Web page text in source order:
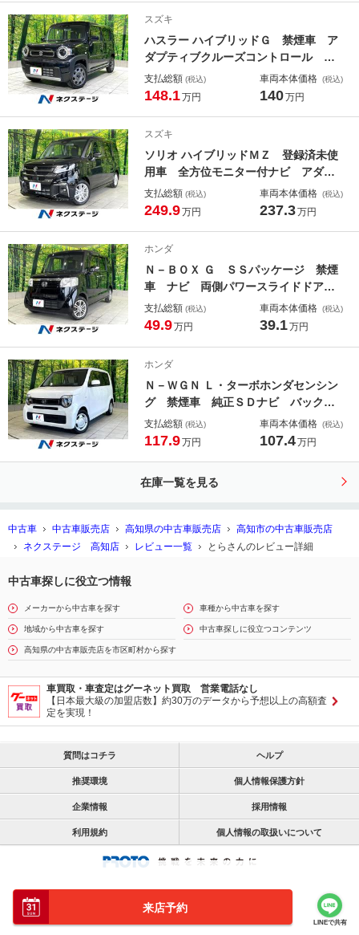
来店予約
LINEで共有
生 ＥＴＣ ＬＥＤヘッド
スズキ
ハスラー ハイブリッドＧ 禁煙車 ア
ダプティブクルーズコントロール コ
ーナーセンサー シートヒーター Ｌ
ＥＤヘッド 車線逸脱警報 オートラ
支払総額 (税込)
148.1万円
車両本体価格 (税込)
140万円
スズキ
ソリオ ハイブリッドＭＺ 登録済未使
用車 全方位モニター付ナビ アダプ
ティブクルーズ 両側電動スライドド
ア カラーヘッドアップディスプレ
ド
支払総額 (税込)
249.9万円
車両本体価格 (税込)
237.3万円
ホンダ
Ｎ－ＢＯＸ Ｇ ＳＳパッケージ 禁煙
車 ナビ 両側パワースライドドア
バックモニター スマートキー 純正
１４インチアルミ オートエアコン
支払総額 (税込)
49.9万円
車両本体価格 (税込)
39.1万円
ホンダ
Ｎ－ＷＧＮ Ｌ・ターボホンダセンシン
グ 禁煙車 純正ＳＤナビ バックモ
ニター アダプティブクルーズ スマ
ートキー シートヒーター ＬＥＤヘ
レーンアシスト
支払総額 (税込)
117.9万円
車両本体価格 (税込)
107.4万円
在庫一覧を見る
中古車 中古車販売店 高知県の中古車販売店
高知市の中古車販売店
ネクステージ 高知店
レビュー一覧 とらさんのレビュー詳細
中古車探しに役立つ情報
メーカーから中古車を探す 車種から中古車を探す
地域から中古車を探す 中古車探しに役立つコンテンツ
高知県の中古車販売店を市区町村から探す
車買取・車査定はグーネット買取 営業電話なし
【日本最大級の加盟店数】約30万のデータから予想以上の高額査
定を実現！
質問はコチラ ヘルプ
推奨環境 個人情報保護方針
企業情報 採用情報
利用規約 個人情報の取扱いについて